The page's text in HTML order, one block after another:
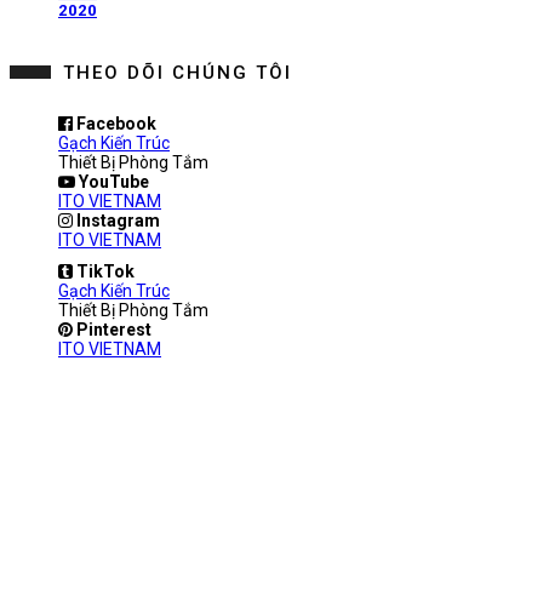
2020
THEO DÕI CHÚNG TÔI
Facebook
Gạch Kiến Trúc
Thiết Bị Phòng Tắm
YouTube
ITO VIETNAM
Instagram
ITO VIETNAM
TikTok
Gạch Kiến Trúc
Thiết Bị Phòng Tắm
Pinterest
ITO VIETNAM